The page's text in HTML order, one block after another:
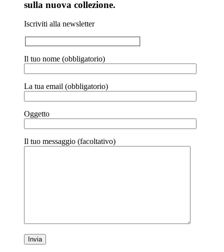
sulla nuova collezione.
Iscriviti alla newsletter
Il tuo nome (obbligatorio)
La tua email (obbligatorio)
Oggetto
Il tuo messaggio (facoltativo)